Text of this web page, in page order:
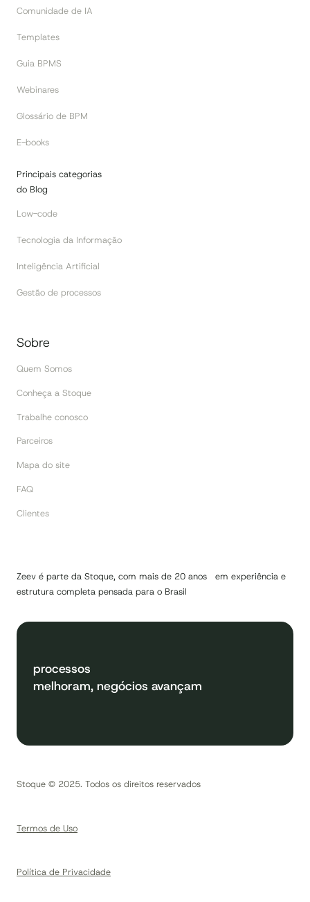
Comunidade de IA
Templates
Guia BPMS
Webinares
Glossário de BPM
E-books
Principais categorias
do Blog
Low-code
Tecnologia da Informação
Inteligência Artificial
Gestão de processos
Sobre
Quem Somos
Conheça a Stoque
Trabalhe conosco
Parceiros
Mapa do site
FAQ
Clientes
Zeev é parte da Stoque, com mais de 20 anos em experiência e
estrutura completa pensada para o Brasil
processos
melhoram, negócios avançam
Stoque © 2025. Todos os direitos reservados
Termos de Uso
Política de Privacidade